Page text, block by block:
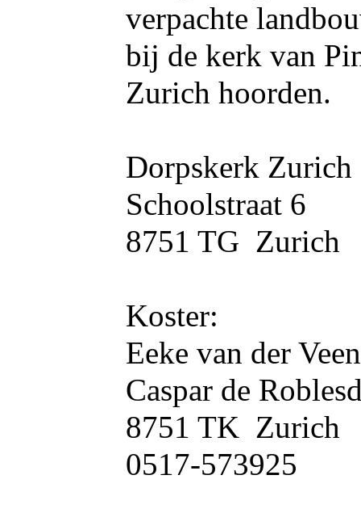
verpachte
bij de kerk van
Zurich hoorden.
Dorpskerk Zurich
Schoolstraat 6
8751 TG Zurich
Koster:
Eeke van der Veen
Caspar de
8751 TK Zurich
0517-573925